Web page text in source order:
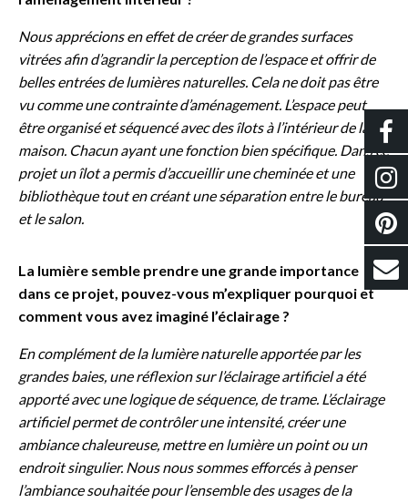
Nous apprécions en effet de créer de grandes surfaces
vitrées afin d’agrandir la perception de l’espace et offrir de
belles entrées de lumières naturelles. Cela ne doit pas être
vu comme une contrainte d’aménagement. L’espace peut
être organisé et séquencé avec des îlots à l’intérieur de la
maison. Chacun ayant une fonction bien spécifique. Dans ce
projet un îlot a permis d’accueillir une cheminée et une
bibliothèque tout en créant une séparation entre le bureau
et le salon.
La lumière semble prendre une grande importance
dans ce projet, pouvez-vous m’expliquer pourquoi et
comment vous avez imaginé l’éclairage ?
En complément de la lumière naturelle apportée par les
grandes baies, une réflexion sur l’éclairage artificiel a été
apporté avec une logique de séquence, de trame. L’éclairage
artificiel permet de contrôler une intensité, créer une
ambiance chaleureuse, mettre en lumière un point ou un
endroit singulier. Nous nous sommes efforcés à penser
l’ambiance souhaitée pour l’ensemble des usages de la